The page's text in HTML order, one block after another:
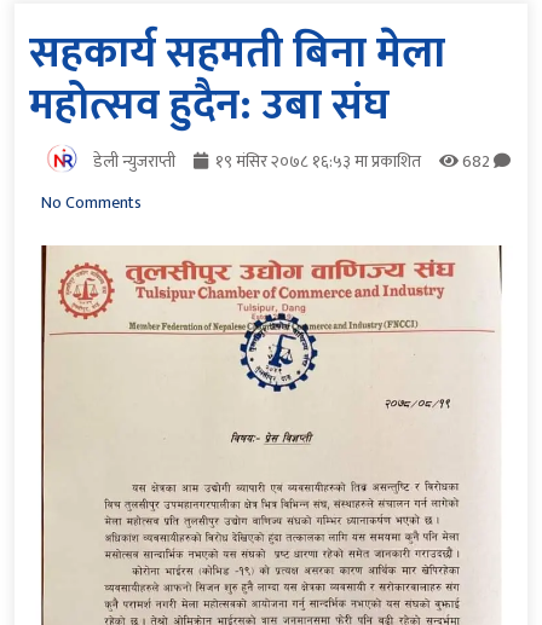
सहकार्य सहमती बिना मेला
महोत्सव हुदैन: उबा संघ
डेली न्युजराप्ती १९ मंसिर २०७८ १६:५३ मा प्रकाशित
682
No Comments